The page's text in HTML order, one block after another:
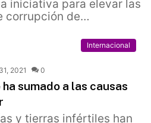
iniciativa para elevar las
corrupción de…
Internacional
2021 0
sumado a las causas
y tierras infértiles han